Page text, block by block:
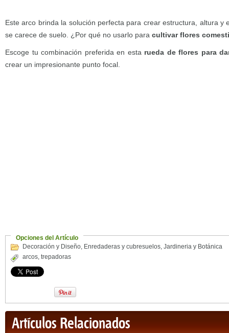
Este arco brinda la solución perfecta para crear estructura, altura y
se carece de suelo. ¿Por qué no usarlo para cultivar flores
Escoge tu combinación preferida en esta rueda de flores para
crear un impresionante punto focal.
Opciones del Artículo
Decoración y Diseño, Enredaderas y cubresuelos, Jardineria y Botánica
arcos, trepadoras
Artículos Relacionados